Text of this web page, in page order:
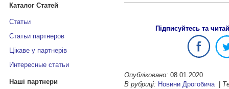
Каталог Статей
Статьи
Статьи партнеров
Цікаве у партнерів
Интересные статьи
Наші партнери
Підписуйтесь та
Опубліковано: 08.01.2020
В рубриці: Новини Дрогобича|